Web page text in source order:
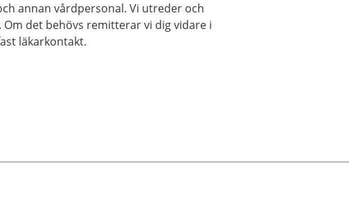
annan vårdpersonal. Vi utreder och
det behövs remitterar vi dig vidare i
läkarkontakt.